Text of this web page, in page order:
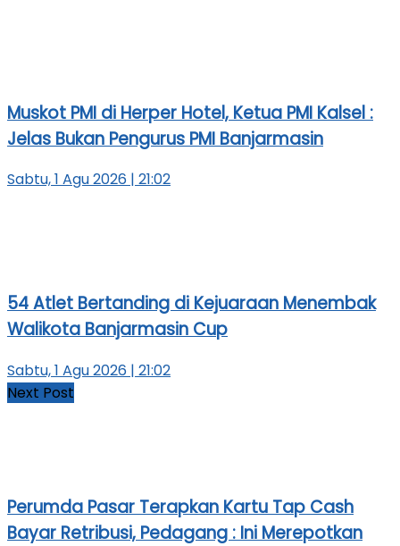
Muskot PMI di Herper Hotel, Ketua PMI Kalsel :
Jelas Bukan Pengurus PMI Banjarmasin
Sabtu, 1 Agu 2026 | 21:02
54 Atlet Bertanding di Kejuaraan Menembak
Walikota Banjarmasin Cup
Sabtu, 1 Agu 2026 | 21:02
Next Post
Perumda Pasar Terapkan Kartu Tap Cash
Bayar Retribusi, Pedagang : Ini Merepotkan